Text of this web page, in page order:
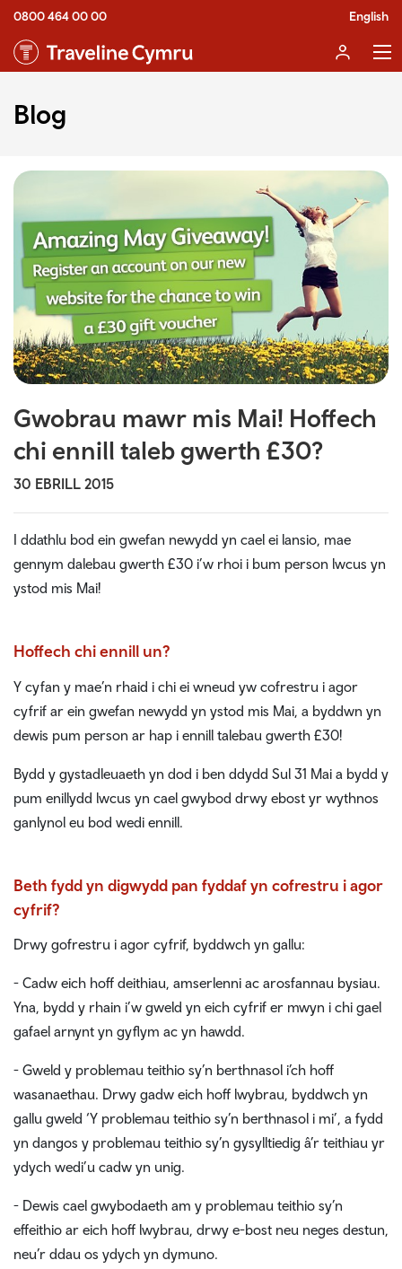
0800 464 00 00 English
Blog
Gwobrau mawr mis Mai! Hoffech
chi ennill taleb gwerth £30?
30 EBRILL 2015
I ddathlu bod ein gwefan newydd yn cael ei lansio, mae
gennym dalebau gwerth £30 i’w rhoi i bum person lwcus yn
ystod mis Mai!
Hoffech chi ennill un?
Y cyfan y mae’n rhaid i chi ei wneud yw cofrestru i agor
cyfrif ar ein gwefan newydd yn ystod mis Mai, a byddwn yn
dewis pum person ar hap i ennill talebau gwerth £30!
Bydd y gystadleuaeth yn dod i ben ddydd Sul 31 Mai a bydd y
pum enillydd lwcus yn cael gwybod drwy ebost yr wythnos
ganlynol eu bod wedi ennill.
Beth fydd yn digwydd pan fyddaf yn cofrestru i agor
cyfrif?
Drwy gofrestru i agor cyfrif, byddwch yn gallu:
- Cadw eich hoff deithiau, amserlenni ac arosfannau bysiau.
Yna, bydd y rhain i’w gweld yn eich cyfrif er mwyn i chi gael
gafael arnynt yn gyflym ac yn hawdd.
- Gweld y problemau teithio sy’n berthnasol i’ch hoff
wasanaethau. Drwy gadw eich hoff lwybrau, byddwch yn
gallu gweld ‘Y problemau teithio sy’n berthnasol i mi’, a fydd
yn dangos y problemau teithio sy’n gysylltiedig â’r teithiau yr
ydych wedi’u cadw yn unig.
- Dewis cael gwybodaeth am y problemau teithio sy’n
effeithio ar eich hoff lwybrau, drwy e-bost neu neges destun,
neu’r ddau os ydych yn dymuno.